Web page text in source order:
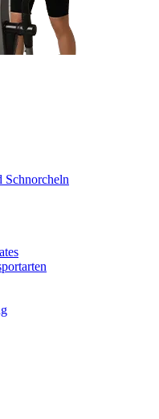
Schnorcheln